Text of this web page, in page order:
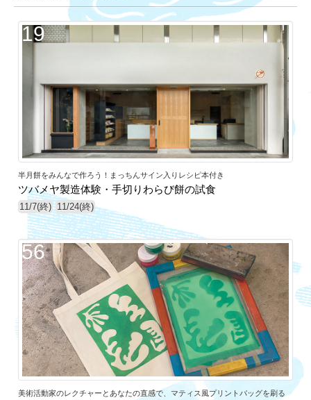
19
半月餅をみんなで作ろう！まっちんサイン入りレシピ本付き
ツバメヤ製造体験・手切りわらび餅の試食
11/7(終) 11/24(終)
56
美術活動家のレクチャーとあなたの直感で、マティス風プリントバッグを刷る